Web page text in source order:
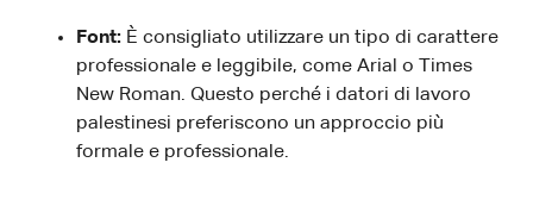
Font: È consigliato utilizzare un tipo di carattere
professionale e leggibile, come Arial o Times
New Roman. Questo perché i datori di lavoro
palestinesi preferiscono un approccio più
formale e professionale.